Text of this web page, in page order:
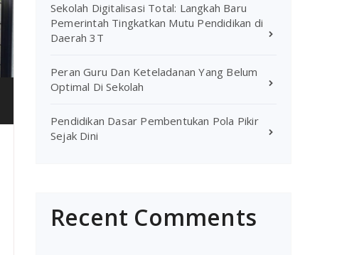
Sekolah Digitalisasi Total: Langkah Baru
Pemerintah Tingkatkan Mutu Pendidikan di
Daerah 3T
Peran Guru Dan Keteladanan Yang Belum
Optimal Di Sekolah
Pendidikan Dasar Pembentukan Pola Pikir
Sejak Dini
Recent Comments